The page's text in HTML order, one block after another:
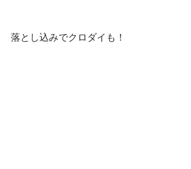
落とし込みでクロダイも！